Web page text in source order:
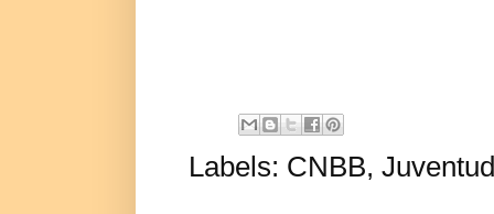
Labels: CNBB,